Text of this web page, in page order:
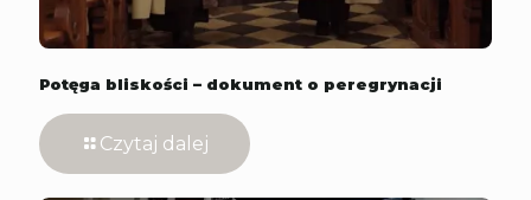
Potęga bliskości – dokument o peregrynacji
Czytaj dalej